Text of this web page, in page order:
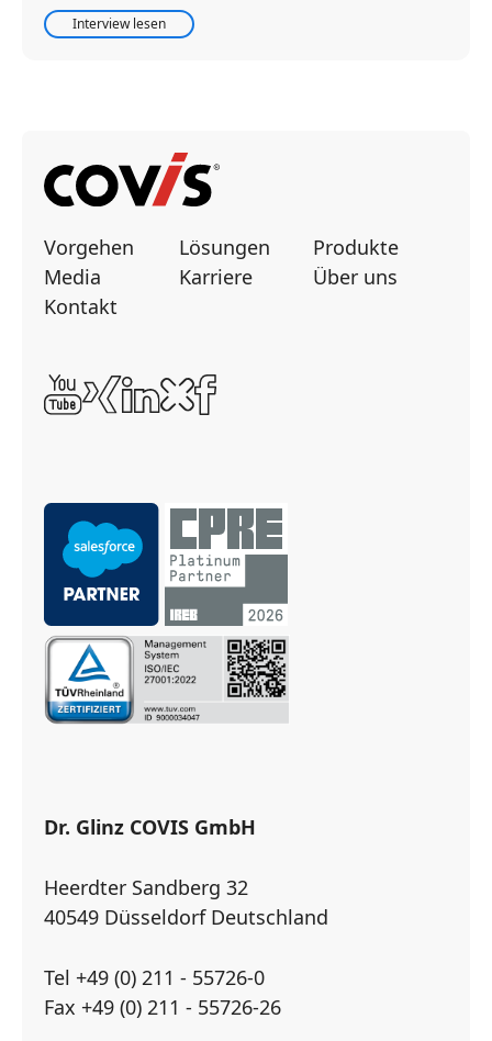
Interview lesen
Vorgehen Lösungen
Produkte
Media
Karriere
Über uns
Kontakt
Dr. Glinz COVIS GmbH
Heerdter Sandberg 32
40549 Düsseldorf Deutschland
Tel +49 (0) 211 - 55726-0
Fax +49 (0) 211 - 55726-26